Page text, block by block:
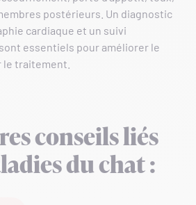
postérieurs. Un diagnostic
cardiaque et un suivi
essentiels pour améliorer le
traitement.
conseils liés
du chat :